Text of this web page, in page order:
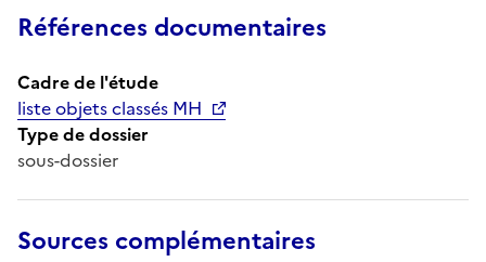
Références documentaires
Cadre de l'étude
liste objets classés MH
Type de dossier
sous-dossier
Sources complémentaires